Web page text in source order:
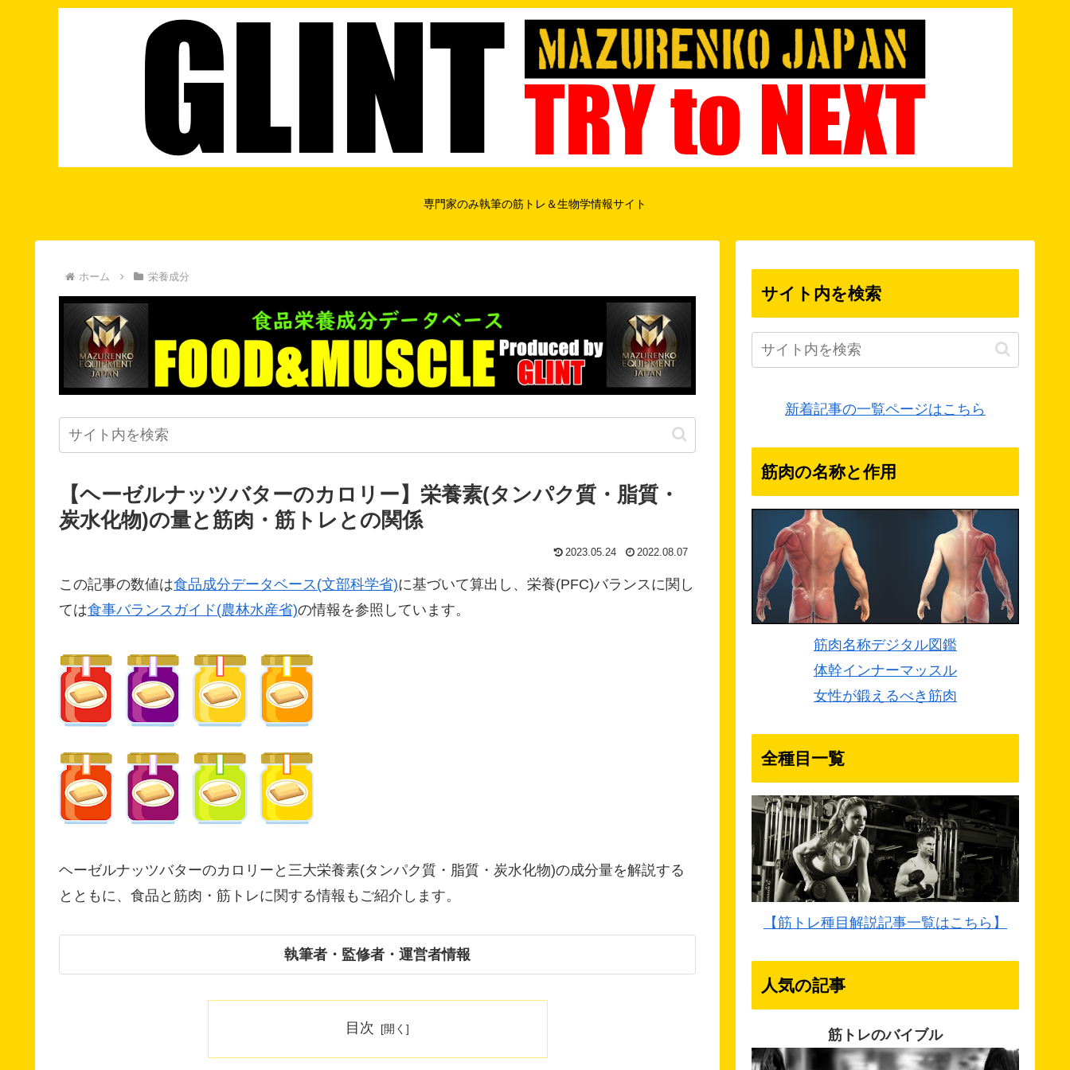
専門家のみ執筆の筋トレ＆生物学情報サイト
ホーム 栄養成分
【ヘーゼルナッツバターのカロリー】栄養素(タンパク質・脂質・
炭水化物)の量と筋肉・筋トレとの関係
2023.05.24 2022.08.07
この記事の数値は食品成分データベース(文部科学省)に基づいて算出し、栄養(PFC)バランスに関し
ては食事バランスガイド(農林水産省)の情報を参照しています。
ヘーゼルナッツバターのカロリーと三大栄養素(タンパク質・脂質・炭水化物)の成分量を解説する
とともに、食品と筋肉・筋トレに関する情報もご紹介します。
執筆者・監修者・運営者情報
目次
サイト内を検索
新着記事の一覧ページはこちら
筋肉の名称と作用
筋肉名称デジタル図鑑
体幹インナーマッスル
女性が鍛えるべき筋肉
全種目一覧
【筋トレ種目解説記事一覧はこちら】
人気の記事
筋トレのバイブル